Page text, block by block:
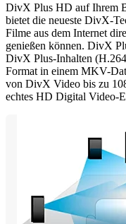
DivX Plus HD auf Ihrem
bietet die neueste DivX-
Filme aus dem Internet
genießen können. DivX
DivX Plus-Inhalten
Format in einem MKV-
von DivX Video bis zu
echtes HD Digital Video-